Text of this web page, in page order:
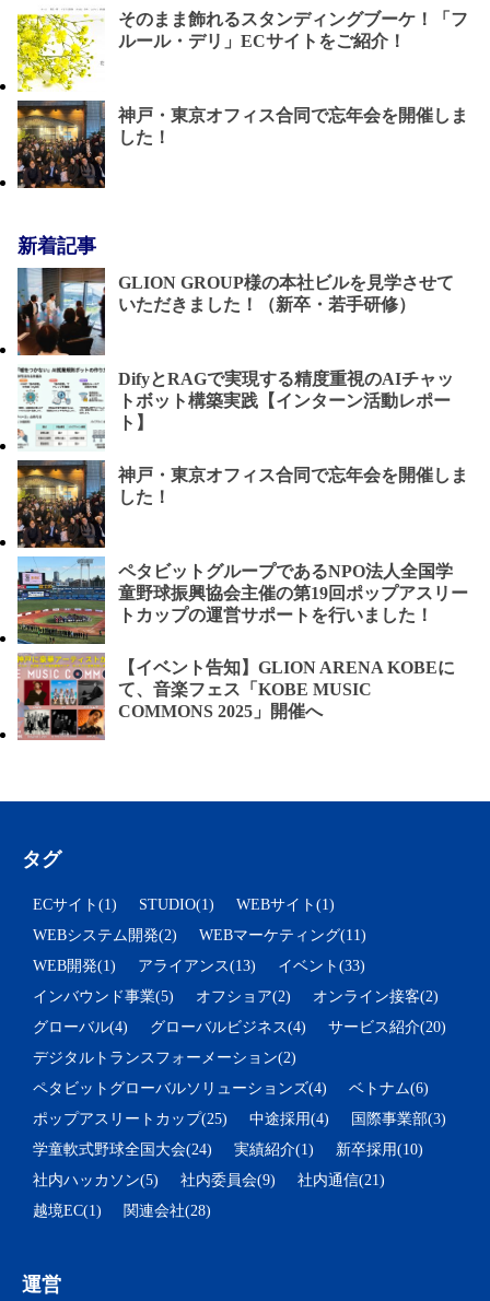
そのまま飾れるスタンディングブーケ！「フ
ルール・デリ」ECサイトをご紹介！
神戸・東京オフィス合同で忘年会を開催しま
した！
新着記事
GLION GROUP様の本社ビルを見学させて
いただきました！（新卒・若手研修）
DifyとRAGで実現する精度重視のAIチャッ
トボット構築実践【インターン活動レポー
ト】
神戸・東京オフィス合同で忘年会を開催しま
した！
ペタビットグループであるNPO法人全国学
童野球振興協会主催の第19回ポップアスリー
トカップの運営サポートを行いました！
【イベント告知】GLION ARENA KOBEに
て、音楽フェス「KOBE MUSIC
COMMONS 2025」開催へ
タグ
ECサイト(1) STUDIO(1)
WEBサイト(1)
WEBシステム開発(2)
WEBマーケティング(11)
WEB開発(1)
アライアンス(13)
イベント(33)
インバウンド事業(5)
オフショア(2)
オンライン接客(2)
グローバル(4)
グローバルビジネス(4)
サービス紹介(20)
デジタルトランスフォーメーション(2)
ペタビットグローバルソリューションズ(4)
ベトナム(6)
ポップアスリートカップ(25)
中途採用(4)
国際事業部(3)
学童軟式野球全国大会(24)
実績紹介(1)
新卒採用(10)
社内ハッカソン(5)
社内委員会(9)
社内通信(21)
越境EC(1)
関連会社(28)
運営